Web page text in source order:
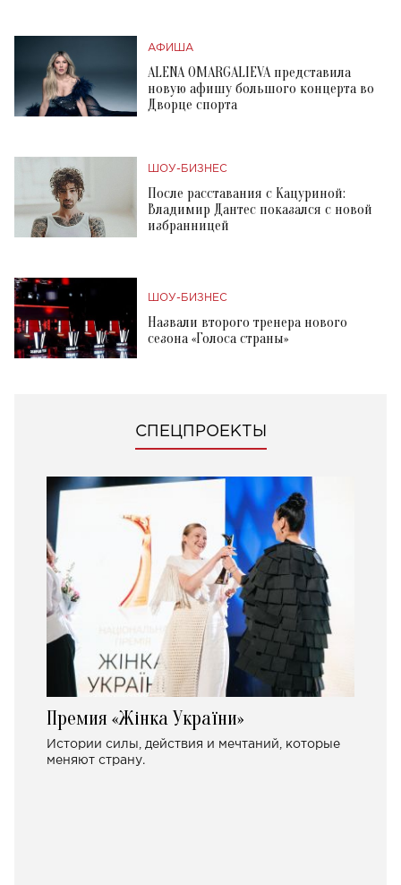
АФИША
ALENA OMARGALIEVA представила
новую афишу большого концерта во
Дворце спорта
ШОУ-БИЗНЕС
После расставания с Кацуриной:
Владимир Дантес показался с новой
избранницей
ШОУ-БИЗНЕС
Назвали второго тренера нового
сезона «Голоса страны»
СПЕЦПРОЕКТЫ
Премия «Жінка України»
Истории силы, действия и мечтаний, которые
меняют страну.